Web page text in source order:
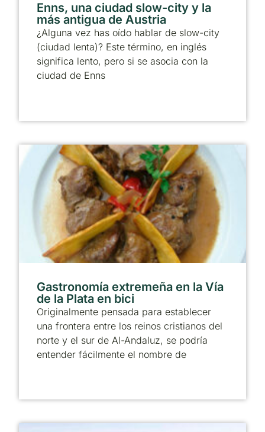
Enns, una ciudad slow-city y la
más antigua de Austria
¿Alguna vez has oído hablar de slow-city
(ciudad lenta)? Este término, en inglés
significa lento, pero si se asocia con la
ciudad de Enns
Gastronomía extremeña en la Vía
de la Plata en bici
Originalmente pensada para establecer
una frontera entre los reinos cristianos del
norte y el sur de Al-Andaluz, se podría
entender fácilmente el nombre de